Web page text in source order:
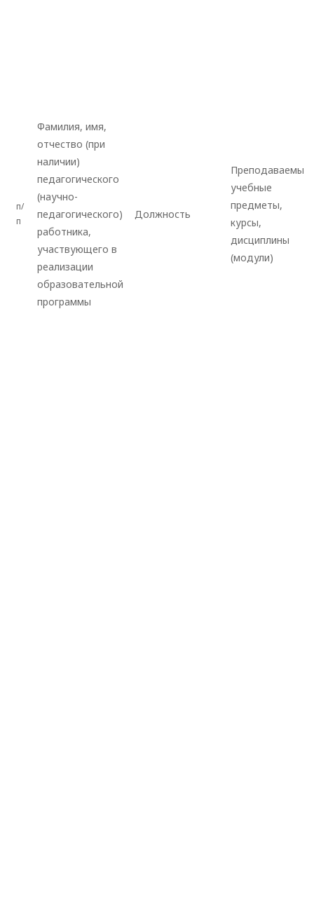
п/
п
Фамилия, имя,
отчество (при
наличии)
педагогического
(научно-
педагогического)
работника,
участвующего в
реализации
образовательной
программы
Должность
Преподаваемые
учебные
предметы,
курсы,
дисциплины
(модули)